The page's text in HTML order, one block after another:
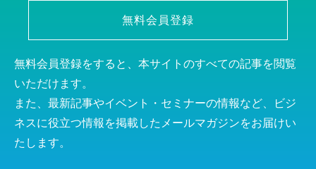
無料会員登録
無料会員登録をすると、本サイトのすべての記事を閲覧
いただけます。
また、最新記事やイベント・セミナーの情報など、ビジ
ネスに役立つ情報を掲載したメールマガジンをお届けい
たします。